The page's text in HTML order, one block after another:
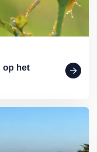
op het
fietspaden en